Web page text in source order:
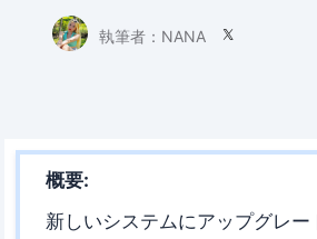
執筆者： NANA 
概要:
新しいシステムにアップグレー